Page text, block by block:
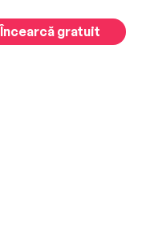
Încearcă gratuit